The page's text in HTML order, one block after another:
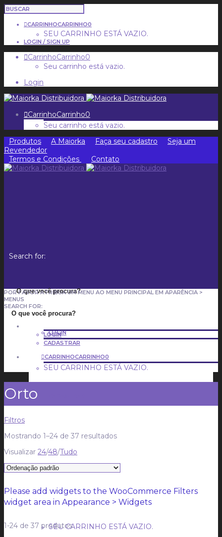
CARRINHOCARRINHO0
SEU CARRINHO ESTÁ VAZIO.
LOGIN / SIGN UP
CarrinhoCarrinho0
Seu carrinho está vazio.
Login
CarrinhoCarrinho0
Seu carrinho está vazio.
Produtos
A Maiorka Faça seu cadastro
Seja um
Revendedor
Termos e Condições
Contato
Search for:
LOGIN
CARRINHOCARRINHO0
SEU CARRINHO ESTÁ VAZIO.
POR FAVOR ATRIBUA UM MENU AO MENU PRINCIPAL EM APARÊNCIA >
MENUS
SEARCH FOR:
LOGIN
CADASTRAR
CARRINHOCARRINHO0
SEU CARRINHO ESTÁ VAZIO.
Orto
Filtros
Mostrando 1–24 de 37 resultados
Visualizar 24/48/Tudo
Please add widgets to the WooCommerce Filters
widget area in Appearance > Widgets
1-24 de 37 produtos